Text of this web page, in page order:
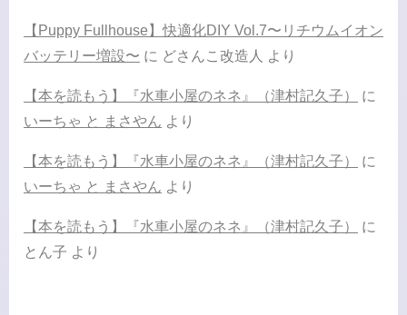
【Puppy Fullhouse】快適化DIY Vol.7〜リチウムイオン
バッテリー増設〜 に どさんこ改造人 より
【本を読もう】『水車小屋のネネ』（津村記久子）
に
いーちゃ と まさやん より
【本を読もう】『水車小屋のネネ』（津村記久子）
に
いーちゃ と まさやん より
【本を読もう】『水車小屋のネネ』（津村記久子）
に
とん子 より